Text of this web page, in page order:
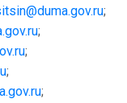
;
;
;
;
;